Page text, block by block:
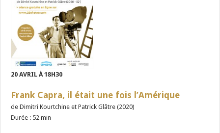
20 AVRIL À 18H30
Frank Capra, il était une fois l’Amérique
de Dimitri Kourtchine et Patrick Glâtre (2020)
Durée : 52 min